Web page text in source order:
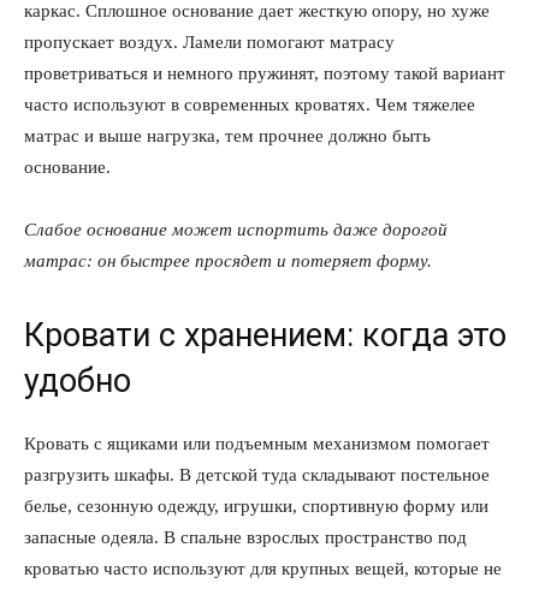
каркас. Сплошное основание дает жесткую опору, но хуже
пропускает воздух. Ламели помогают матрасу
проветриваться и немного пружинят, поэтому такой вариант
часто используют в современных кроватях. Чем тяжелее
матрас и выше нагрузка, тем прочнее должно быть
основание.
Слабое основание может испортить даже дорогой
матрас: он быстрее просядет и потеряет форму.
Кровати с хранением: когда это
удобно
Кровать с ящиками или подъемным механизмом помогает
разгрузить шкафы. В детской туда складывают постельное
белье, сезонную одежду, игрушки, спортивную форму или
запасные одеяла. В спальне взрослых пространство под
кроватью часто используют для крупных вещей, которые не